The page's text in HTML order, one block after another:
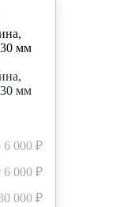
30 мм
6 000 ₽
6 000 ₽
000 ₽